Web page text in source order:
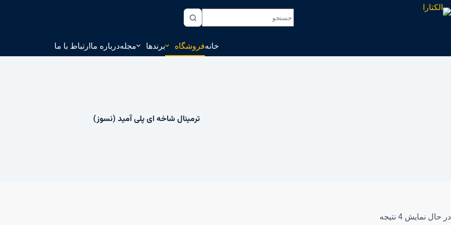
خانهفروشگاه برندها مجلهدرباره ما ارتباط با ما
ترمینال شاخه ای پلی آمید (نسوز)
در حال نمایش 4 نتیجه